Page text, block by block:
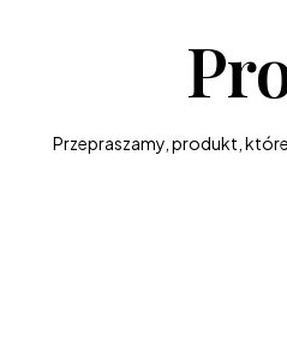
Przepraszamy, produkt,